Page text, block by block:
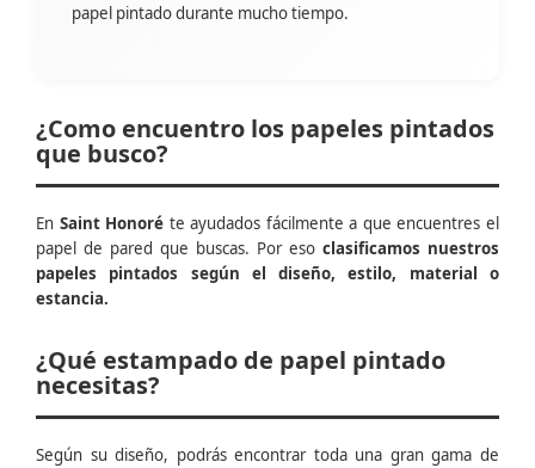
papel pintado durante mucho tiempo.
¿Como encuentro los papeles pintados
que busco?
En Saint Honoré te ayudados fácilmente a que encuentres el
papel de pared que buscas. Por eso clasificamos nuestros
papeles pintados según el diseño, estilo, material o
estancia.
¿Qué estampado de papel pintado
necesitas?
Según su diseño, podrás encontrar toda una gran gama de